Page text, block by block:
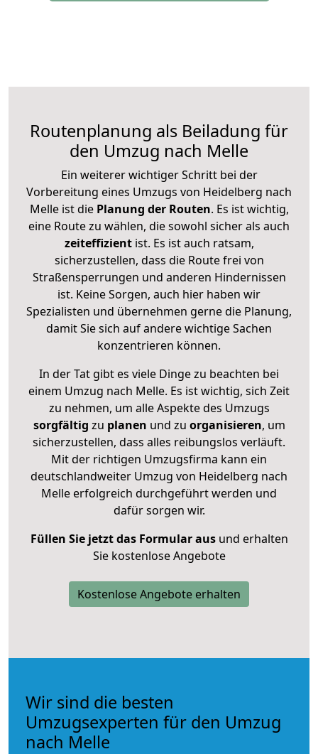
Routenplanung als Beiladung für
den Umzug nach Melle
Ein weiterer wichtiger Schritt bei der
Vorbereitung eines Umzugs von Heidelberg nach
Melle ist diePlanung der Routen. Es ist wichtig,
eine Route zu wählen, die sowohl sicher als auch
zeiteffizientist. Es ist auch ratsam,
sicherzustellen, dass die Route frei von
Straßensperrungen und anderen Hindernissen
ist. Keine Sorgen, auch hier haben wir
Spezialisten und übernehmen gerne die Planung,
damit Sie sich auf andere wichtige Sachen
konzentrieren können.
In der Tat gibt es viele Dinge zu beachten bei
einem Umzug nach Melle. Es ist wichtig, sich Zeit
zu nehmen, um alle Aspekte des Umzugs
sorgfältig zu planen und zu organisieren, um
sicherzustellen, dass alles reibungslos verläuft.
Mit der richtigen Umzugsfirma kann ein
deutschlandweiter Umzug von Heidelberg nach
Melle erfolgreich durchgeführt werden und
dafür sorgen wir.
Füllen Sie jetzt das Formular ausund erhalten
Sie kostenlose Angebote
Kostenlose Angebote erhalten
Wir sind die besten
Umzugsexperten für den Umzug
nach Melle